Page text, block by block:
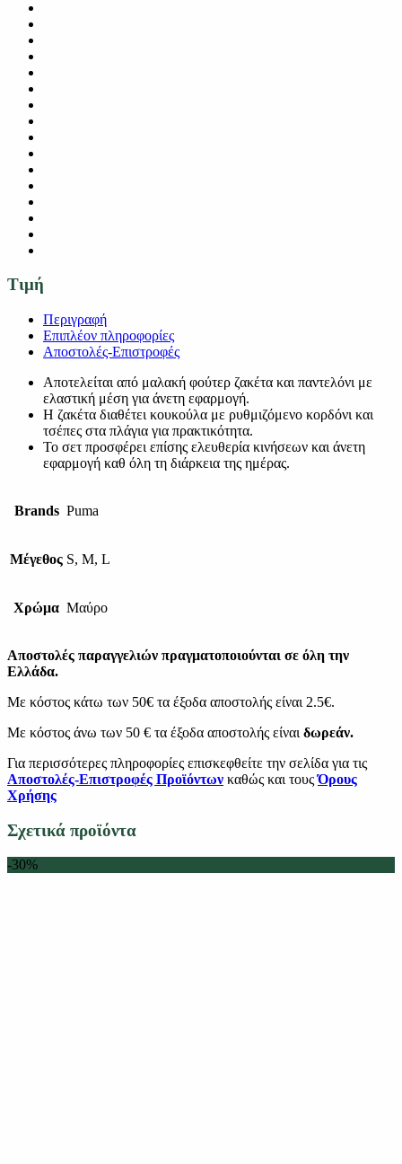
Τιμή
Περιγραφή
Επιπλέον πληροφορίες
Αποστολές-Επιστροφές
Αποτελείται από μαλακή φούτερ ζακέτα και παντελόνι με
ελαστική μέση για άνετη εφαρμογή.
Η ζακέτα διαθέτει κουκούλα με ρυθμιζόμενο κορδόνι και
τσέπες στα πλάγια για πρακτικότητα.
Το σετ προσφέρει επίσης ελευθερία κινήσεων και άνετη
εφαρμογή καθ όλη τη διάρκεια της ημέρας.
Brands Puma
Μέγεθος S, M, L
Χρώμα Μαύρο
Αποστολές παραγγελιών πραγματοποιούνται σε όλη την
Ελλάδα.
Με κόστος κάτω των 50€ τα έξοδα αποστολής είναι 2.5€.
Με κόστος άνω των 50 € τα έξοδα αποστολής είναι δωρεάν.
Για περισσότερες πληροφορίες επισκεφθείτε την σελίδα για τις
Αποστολές-Επιστροφές Προϊόντων καθώς και τουςΌρους
Χρήσης
Σχετικά προϊόντα
-30%